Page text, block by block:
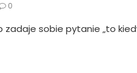
0
zadaje sobie pytanie „to